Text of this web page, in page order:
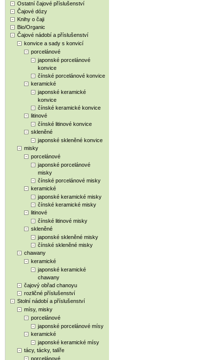
Ostatní čajové příslušenství
Čajové dózy
Knihy o čaji
Bio/Organic
Čajové nádobí a příslušenství
konvice a sady s konvicí
porcelánové
japonské porcelánové
konvice
čínské porcelánové konvice
keramické
japonské keramické
konvice
čínské keramické konvice
litinové
čínské litinové konvice
skleněné
japonské skleněné konvice
misky
porcelánové
japonské porcelánové
misky
čínské porcelánové misky
keramické
japonské keramické misky
čínské keramické misky
litinové
čínské litinové misky
skleněné
japonské skleněné misky
čínské skleněné misky
chawany
keramické
japonské keramické
chawany
čajový obřad chanoyu
rozličné příslušenství
Stolní nádobí a příslušenství
mísy, misky
porcelánové
japonské porcelánové mísy
keramické
japonské keramické mísy
tácy, tácky, talíře
porcelánové